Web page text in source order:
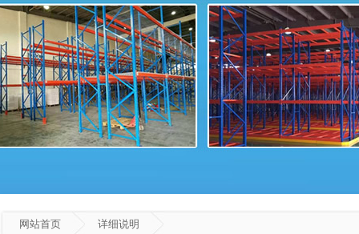
网站首页 详细说明